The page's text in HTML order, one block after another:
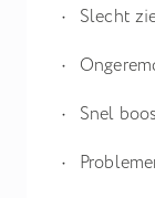
Slecht
Snel